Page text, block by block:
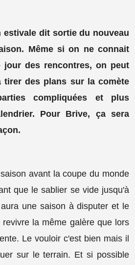
estivale dit sortie du nouveau
Même si on ne connait
jour des rencontres, on peut
tirer des plans sur la comète
compliquées et plus
Pour Brive, ça sera
avant la coupe du monde
que le sablier se vide jusqu'à
une saison à disputer et le
la même galère que lors
Le vouloir c'est bien mais il
sur le terrain. Et si possible